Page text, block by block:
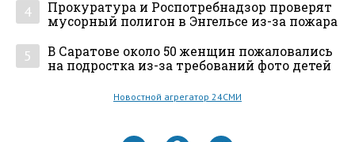
4
Прокуратура и Роспотребнадзор проверят
мусорный полигон в Энгельсе из-за пожара
5
В Саратове около 50 женщин пожаловались
на подростка из-за требований фото детей
Новостной агрегатор 24СМИ